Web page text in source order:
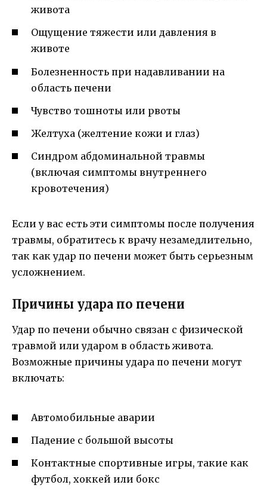
живота
Ощущение тяжести или давления в
животе
Болезненность при надавливании на
область печени
Чувство тошноты или рвоты
Желтуха (желтение кожи и глаз)
Синдром абдоминальной травмы
(включая симптомы внутреннего
кровотечения)
Если у вас есть эти симптомы после получения
травмы, обратитесь к врачу незамедлительно,
так как удар по печени может быть серьезным
усложнением.
Причины удара по печени
Удар по печени обычно связан с физической
травмой или ударом в область живота.
Возможные причины удара по печени могут
включать:
Автомобильные аварии
Падение с большой высоты
Контактные спортивные игры, такие как
футбол, хоккей или бокс